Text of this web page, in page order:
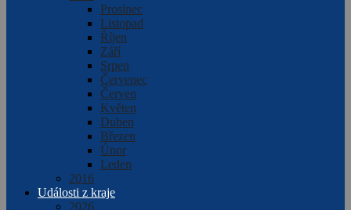
Prosinec
Listopad
Říjen
Září
Srpen
Červenec
Červen
Květen
Duben
Březen
Únor
Leden
2016
Události z kraje
2026